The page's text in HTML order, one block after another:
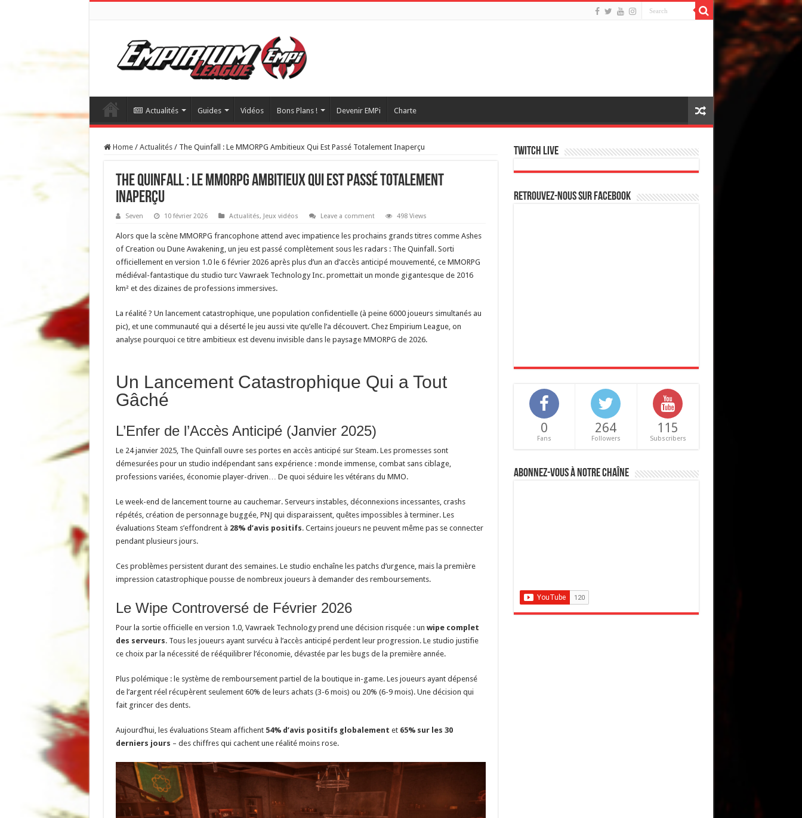
Actualités Guides Vidéos Bons Plans ! Devenir EMPi Charte
Home / Actualités / The Quinfall : Le MMORPG Ambitieux Qui Est Passé Totalement Inaperçu
The Quinfall : Le MMORPG Ambitieux Qui Est Passé Totalement
Inaperçu
Seven 10 février 2026 Actualités, Jeux vidéos Leave a comment 498 Views
Alors que la scène MMORPG francophone attend avec impatience les prochains grands titres comme Ashes
of Creation ou Dune Awakening, un jeu est passé complètement sous les radars : The Quinfall. Sorti
officiellement en version 1.0 le 6 février 2026 après plus d’un an d’accès anticipé mouvementé, ce MMORPG
médiéval-fantastique du studio turc Vawraek Technology Inc. promettait un monde gigantesque de 2016
km² et des dizaines de professions immersives.
La réalité ? Un lancement catastrophique, une population confidentielle (à peine 6000 joueurs simultanés au
pic), et une communauté qui a déserté le jeu aussi vite qu’elle l’a découvert. Chez Empirium League, on
analyse pourquoi ce titre ambitieux est devenu invisible dans le paysage MMORPG de 2026.
Un Lancement Catastrophique Qui a Tout
Gâché
L’Enfer de l’Accès Anticipé (Janvier 2025)
Le 24 janvier 2025, The Quinfall ouvre ses portes en accès anticipé sur Steam. Les promesses sont
démesurées pour un studio indépendant sans expérience : monde immense, combat sans ciblage,
professions variées, économie player-driven… De quoi séduire les vétérans du MMO.
Le week-end de lancement tourne au cauchemar. Serveurs instables, déconnexions incessantes, crashs
répétés, création de personnage buggée, PNJ qui disparaissent, quêtes impossibles à terminer. Les
évaluations Steam s’effondrent à 28% d’avis positifs. Certains joueurs ne peuvent même pas se connecter
pendant plusieurs jours.
Ces problèmes persistent durant des semaines. Le studio enchaîne les patchs d’urgence, mais la première
impression catastrophique pousse de nombreux joueurs à demander des remboursements.
Le Wipe Controversé de Février 2026
Pour la sortie officielle en version 1.0, Vawraek Technology prend une décision risquée : un wipe complet
des serveurs. Tous les joueurs ayant survécu à l’accès anticipé perdent leur progression. Le studio justifie
ce choix par la nécessité de rééquilibrer l’économie, dévastée par les bugs de la première année.
Plus polémique : le système de remboursement partiel de la boutique in-game. Les joueurs ayant dépensé
de l’argent réel récupèrent seulement 60% de leurs achats (3-6 mois) ou 20% (6-9 mois). Une décision qui
fait grincer des dents.
Aujourd’hui, les évaluations Steam affichent 54% d’avis positifs globalement et 65% sur les 30
derniers jours – des chiffres qui cachent une réalité moins rose.
Twitch live
Retrouvez-nous sur Facebook
0
Fans
264
Followers
115
Subscribers
Abonnez-vous à notre chaîne